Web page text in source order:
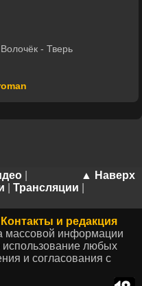
- Тверь
▲ Наверх
Трансляции
Контакты и редакция
массовой информации
любых
и согласования с